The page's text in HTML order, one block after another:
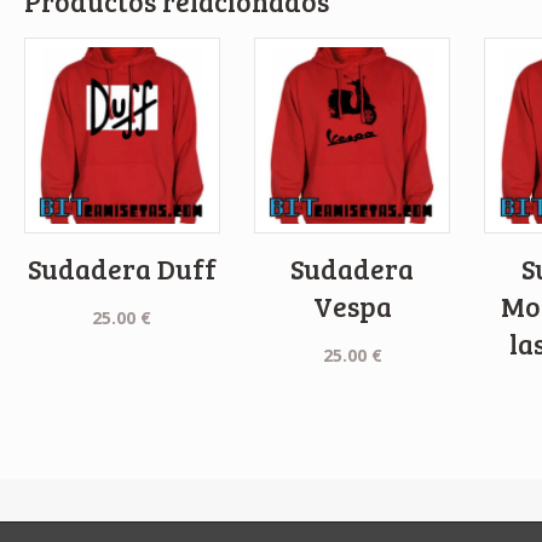
Sudadera Duff
25.00 €
Sudadera
Vespa
25.00 €